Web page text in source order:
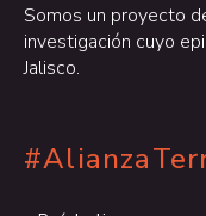
Somos un proyecto
investigación cuyo
Jalisco.